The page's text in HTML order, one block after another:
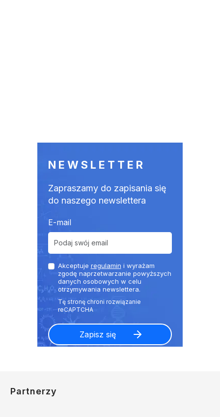
NEWSLETTER
Zapraszamy do zapisania się
do naszego newslettera
E-mail
Akceptuje regulamin i wyrażam
zgodę naprzetwarzanie powyższych
danych osobowych w celu
otrzymywania newslettera.
Partnerzy